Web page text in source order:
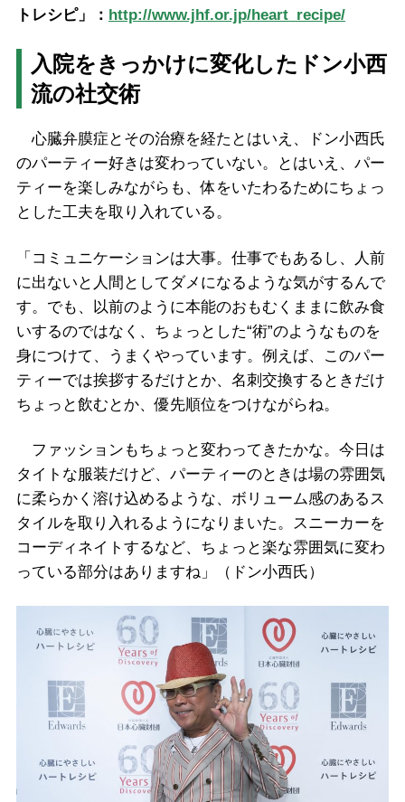
トレシピ」： http://www.jhf.or.jp/heart_recipe/
入院をきっかけに変化したドン小西
流の社交術
心臓弁膜症とその治療を経たとはいえ、ドン小西氏
のパーティー好きは変わっていない。とはいえ、パー
ティーを楽しみながらも、体をいたわるためにちょっ
とした工夫を取り入れている。
「コミュニケーションは大事。仕事でもあるし、人前
に出ないと人間としてダメになるような気がするんで
す。でも、以前のように本能のおもむくままに飲み食
いするのではなく、ちょっとした“術”のようなものを
身につけて、うまくやっています。例えば、このパー
ティーでは挨拶するだけとか、名刺交換するときだけ
ちょっと飲むとか、優先順位をつけながらね。
ファッションもちょっと変わってきたかな。今日は
タイトな服装だけど、パーティーのときは場の雰囲気
に柔らかく溶け込めるような、ボリューム感のあるス
タイルを取り入れるようになりまいた。スニーカーを
コーディネイトするなど、ちょっと楽な雰囲気に変わ
っている部分はありますね」（ドン小西氏）